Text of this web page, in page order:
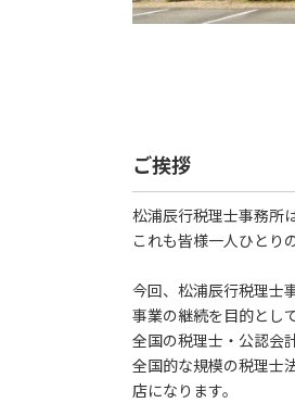
ご挨拶
松浦辰行税理士事務所
これも皆様一人ひとり
今回、松浦辰行税理士
事業の継続を目的とし
全国の税理士・公認会
全国的な規模の税理士
店になります。